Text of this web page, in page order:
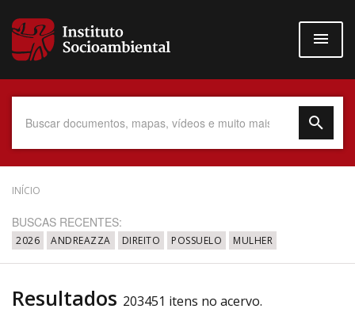
para
conteúdo
Data do Documento
Até
INÍCIO
BUSCAS RECENTES:
2026 ANDREAZZA DIREITO POSSUELO MULHER
Resultados 203451 itens no acervo.